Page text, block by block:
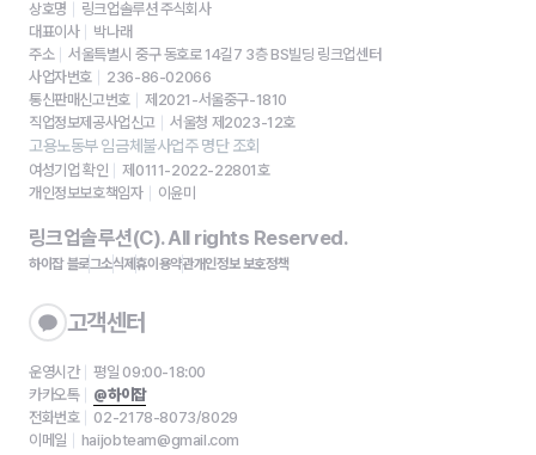
상호명
링크업솔루션 주식회사
대표이사
박나래
주소
서울특별시 중구 동호로 14길7 3층 BS빌딩 링크업센터
사업자번호
236-86-02066
통신판매신고번호
제2021-서울중구-1810
직업정보제공사업신고
서울청 제2023-12호
고용노동부 임금체불사업주 명단 조회
여성기업 확인
제0111-2022-22801호
개인정보보호책임자
이윤미
링크업솔루션(C). All rights Reserved.
하이잡 블로그소식제휴이용약관개인정보 보호정책
고객센터
운영시간
평일 09:00-18:00
카카오톡
@하이잡
전화번호
02-2178-8073/8029
이메일
haijobteam@gmail.com